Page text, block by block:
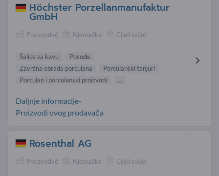
Höchster Porzellanmanufaktur
GmbH
Proizvođač Njemačka Cijeli svijet
Šalice za kavu
Posuđe
Završna obrada porculana
Porculanski tanjuri
Porculan i porculanski proizvodi
...
Daljnje informacije-
Proizvodi ovog prodavača
Rosenthal AG
Proizvođač Njemačka Cijeli svijet